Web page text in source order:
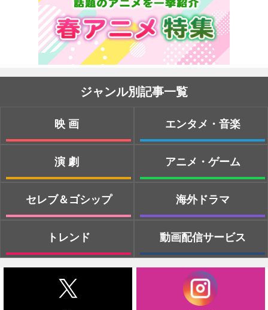
ジャンル別記事一覧
映画
演劇
セレブ＆ゴシップ
トレンド
エンタメ・音楽
アニメ・ゲーム
海外ドラマ
動画配信サービス